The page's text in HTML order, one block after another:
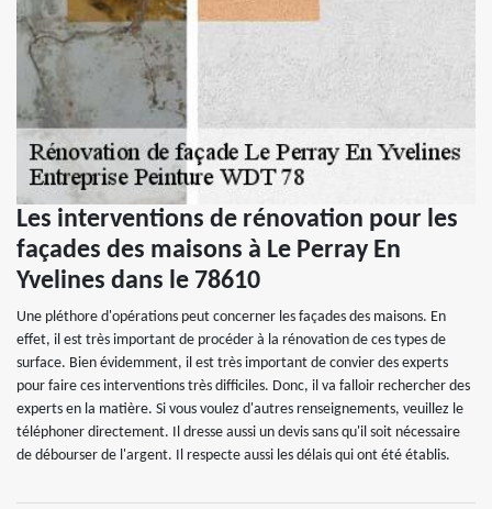
Les interventions de rénovation pour les
façades des maisons à Le Perray En
Yvelines dans le 78610
Une pléthore d'opérations peut concerner les façades des maisons. En
effet, il est très important de procéder à la rénovation de ces types de
surface. Bien évidemment, il est très important de convier des experts
pour faire ces interventions très difficiles. Donc, il va falloir rechercher des
experts en la matière. Si vous voulez d'autres renseignements, veuillez le
téléphoner directement. Il dresse aussi un devis sans qu'il soit nécessaire
de débourser de l'argent. Il respecte aussi les délais qui ont été établis.